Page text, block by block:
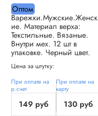
Оптом
Варежки.Мужские.Женск
ие. Материал верха:
Текстильные. Вязаные.
Внутри мех. 12 шт в
упаковке. Черный цвет.
Цена за штутку:
При оплате на
р.счет
149 руб
При оплате на
карту
130 руб